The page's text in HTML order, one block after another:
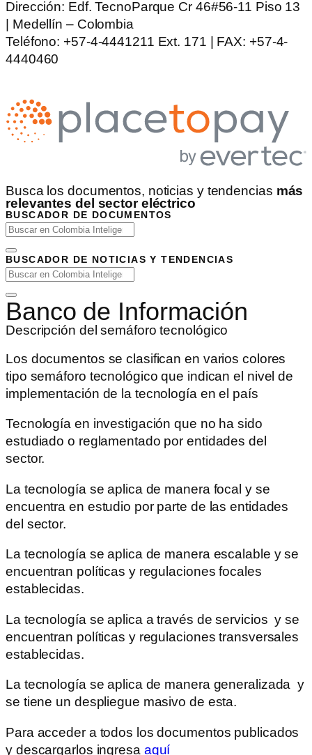
Dirección: Edf. TecnoParque Cr 46#56-11 Piso 13
| Medellín – Colombia
Teléfono: +57-4-4441211 Ext. 171 | FAX: +57-4-
4440460
Busca los documentos, noticias y tendencias más
relevantes del sector eléctrico
BUSCADOR DE DOCUMENTOS
BUSCADOR DE NOTICIAS Y TENDENCIAS
Banco de Información
Descripción del semáforo tecnológico
Los documentos se clasifican en varios colores
tipo semáforo tecnológico que indican el nivel de
implementación de la tecnología en el país
Tecnología en investigación que no ha sido
estudiado o reglamentado por entidades del
sector.
La tecnología se aplica de manera focal y se
encuentra en estudio por parte de las entidades
del sector.
La tecnología se aplica de manera escalable y se
encuentran políticas y regulaciones focales
establecidas.
La tecnología se aplica a través de servicios y se
encuentran políticas y regulaciones transversales
establecidas.
La tecnología se aplica de manera generalizada y
se tiene un despliegue masivo de esta.
Para acceder a todos los documentos publicados
y descargarlos ingresa aquí